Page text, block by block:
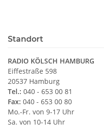
Standort
RADIO KÖLSCH HAMBURG
Eiffestraße 598
20537 Hamburg
Tel.: 040 - 653 00 81
Fax: 040 - 653 00 80
Mo.-Fr. von 9-17 Uhr
Sa. von 10-14 Uhr